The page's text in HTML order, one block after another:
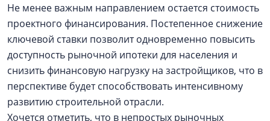
Не менее важным направлением остается стоимость
проектного финансирования. Постепенное снижение
ключевой ставки позволит одновременно повысить
доступность рыночной ипотеки для населения и
снизить финансовую нагрузку на застройщиков, что в
перспективе будет способствовать интенсивному
развитию строительной отрасли.
Хочется отметить, что в непростых рыночных